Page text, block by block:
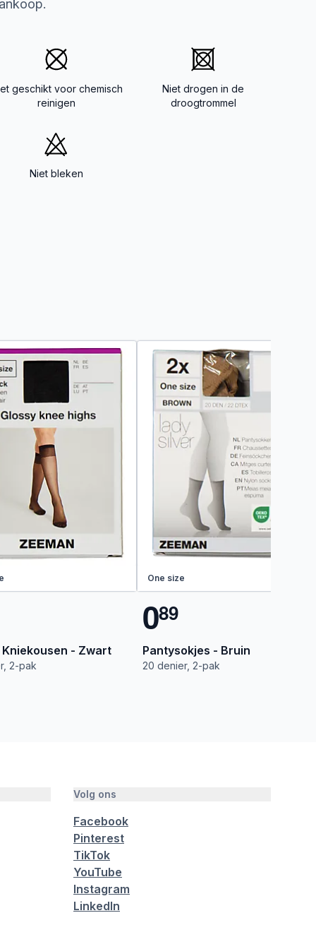
geschikt voor chemisch
reinigen
Niet drogen in de
droogtrommel
Niet bleken
Kniekousen - Zwart
2-pak
One size
089
Pantysokjes - Bruin
20 denier, 2-pak
Volg ons
Facebook
Pinterest
TikTok
YouTube
Instagram
LinkedIn